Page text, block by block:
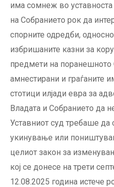
има сомнеж во
на Собранието рок да
спорните одредби,
избришаните казни за
предмети на поранешното
амнестирани и граѓаните
стотици илјади евра за
Владата и Собранието да
Уставниот суд требаше да
укинување или
целиот закон за
кој се донесе на трети
12.08.2025 година истече